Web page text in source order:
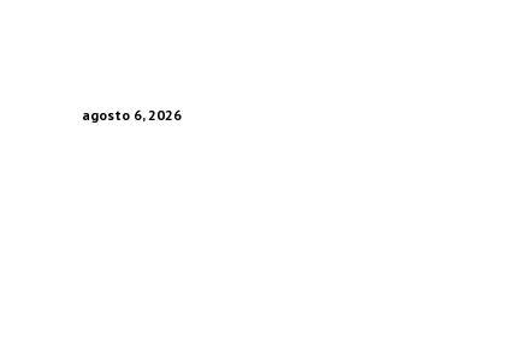
agosto 6, 2026